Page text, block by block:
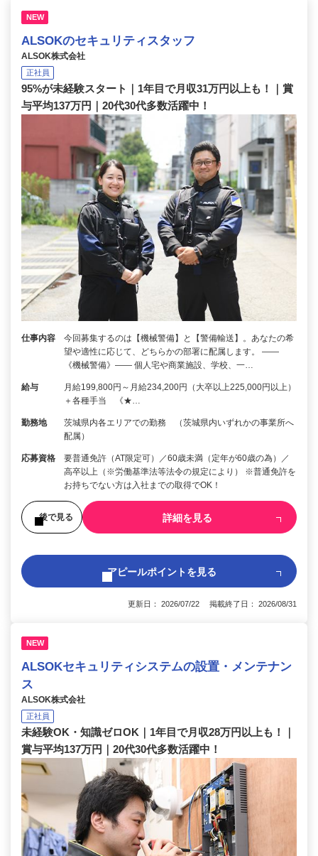
NEW
ALSOKのセキュリティスタッフ
ALSOK株式会社
正社員
95%が未経験スタート｜1年目で月収31万円以上も！｜賞
与平均137万円｜20代30代多数活躍中！
仕事内容
今回募集するのは【機械警備】と【警備輸送】。あなたの希
望や適性に応じて、どちらかの部署に配属します。 ――
《機械警備》―― 個人宅や商業施設、学校、一…
給与
月給199,800円～月給234,200円（大卒以上225,000円以上）
＋各種手当 《★…
勤務地
茨城県内各エリアでの勤務 （茨城県内いずれかの事業所へ
配属）
応募資格
要普通免許（AT限定可）／60歳未満（定年が60歳の為）／
高卒以上（※労働基準法等法令の規定により） ※普通免許を
お持ちでない方は入社までの取得でOK！
後で見る 詳細を見る
アピールポイントを見る
更新日： 2026/07/22 掲載終了日： 2026/08/31
NEW
ALSOKセキュリティシステムの設置・メンテナン
ス
ALSOK株式会社
正社員
未経験OK・知識ゼロOK｜1年目で月収28万円以上も！｜
賞与平均137万円｜20代30代多数活躍中！